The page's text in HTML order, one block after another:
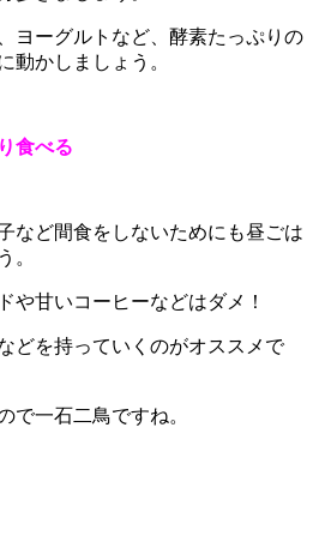
ヨーグルトなど、酵素たっぷりの
動かしましょう。
食べる
など間食をしないためにも昼ごは
。
や甘いコーヒーなどはダメ！
どを持っていくのがオススメで
で一石二鳥ですね。